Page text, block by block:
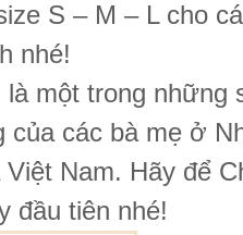
S – M – L cho
nhé!
là một trong những
của các bà mẹ ở
Nam. Hãy để
đầu tiên nhé!